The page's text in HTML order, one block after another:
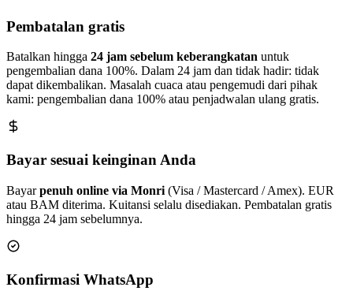
Pembatalan gratis
Batalkan hingga 24 jam sebelum keberangkatan untuk
pengembalian dana 100%. Dalam 24 jam dan tidak hadir: tidak
dapat dikembalikan. Masalah cuaca atau pengemudi dari pihak
kami: pengembalian dana 100% atau penjadwalan ulang gratis.
Bayar sesuai keinginan Anda
Bayarpenuh online via Monri (Visa / Mastercard / Amex). EUR
atau BAM diterima. Kuitansi selalu disediakan. Pembatalan gratis
hingga 24 jam sebelumnya.
Konfirmasi WhatsApp